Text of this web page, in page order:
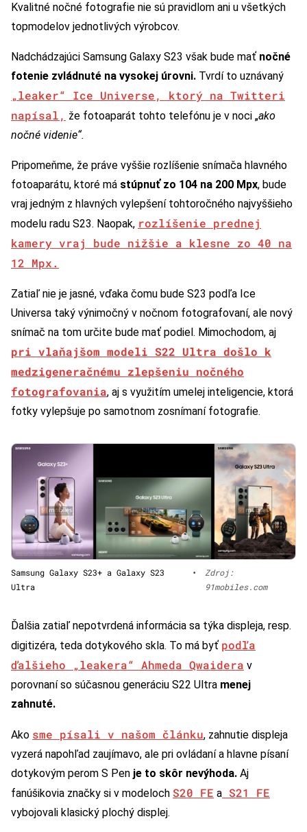
Kvalitné nočné fotografie nie sú pravidlom ani u všetkých
topmodelov jednotlivých výrobcov.
Nadchádzajúci Samsung Galaxy S23 však bude mať nočné
fotenie zvládnuté na vysokej úrovni. Tvrdí to uznávaný
„leaker“ Ice Universe, ktorý na Twitteri
napísal, že fotoaparát tohto telefónu je v noci „ako
nočné videnie“.
Pripomeňme, že práve vyššie rozlíšenie snímača hlavného
fotoaparátu, ktoré má stúpnuť zo 104 na 200 Mpx, bude
vraj jedným z hlavných vylepšení tohtoročného najvyššieho
modelu radu S23. Naopak, rozlíšenie prednej
kamery vraj bude nižšie a klesne zo 40 na
12 Mpx.
Zatiaľ nie je jasné, vďaka čomu bude S23 podľa Ice
Universa taký výnimočný v nočnom fotografovaní, ale nový
snímač na tom určite bude mať podiel. Mimochodom, aj
pri vlaňajšom modeli S22 Ultra došlo k
medzigeneračnému zlepšeniu nočného
fotografovania, aj s využitím umelej inteligencie, ktorá
fotky vylepšuje po samotnom zosnímaní fotografie.
Samsung Galaxy S23+ a Galaxy S23
Ultra
•
Zdroj:
91mobiles.com
Ďalšia zatiaľ nepotvrdená informácia sa týka displeja, resp.
digitizéra, teda dotykového skla. To má byť podľa
ďalšieho „leakera“ Ahmeda Qwaidera v
porovnaní so súčasnou generáciu S22 Ultra menej
zahnuté.
Ako sme písali v našom článku, zahnutie displeja
vyzerá napohľad zaujímavo, ale pri ovládaní a hlavne písaní
dotykovým perom S Pen je to skôr nevýhoda. Aj
fanúšikovia značky si v modeloch S20 FE a S21 FE
vybojovali klasický plochý displej.